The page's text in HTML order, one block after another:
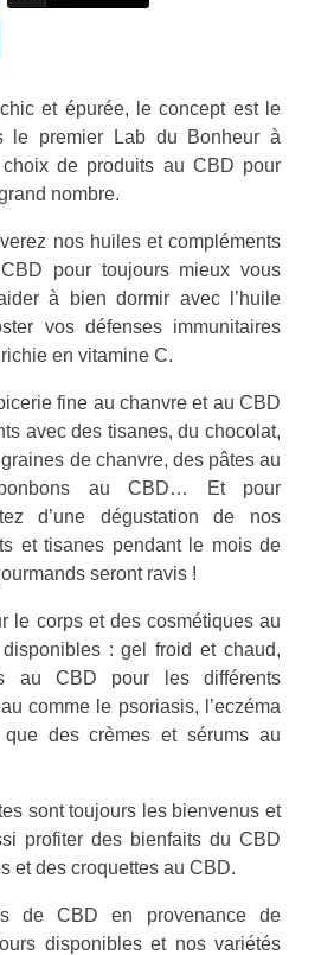
et épurée, le concept est le
le premier Lab du Bonheur à
de produits au CBD pour
nombre.
nos huiles et compléments
pour toujours mieux vous
à bien dormir avec l’huile
vos défenses immunitaires
en vitamine C.
fine au chanvre et au CBD
avec des tisanes, du chocolat,
de chanvre, des pâtes au
au CBD… Et pour
d’une dégustation de nos
et tisanes pendant le mois de
seront ravis !
le corps et des cosmétiques au
: gel froid et chaud,
au CBD pour les différents
comme le psoriasis, l’eczéma
des crèmes et sérums au
sont toujours les bienvenus et
profiter des bienfaits du CBD
et des croquettes au CBD.
de CBD en provenance de
disponibles et nos variétés